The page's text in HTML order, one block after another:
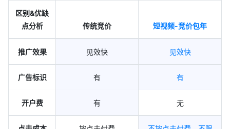
区别&优缺
点分析
传统竞价 短视频-竞价包年
推广效果 见效快 见效快
广告标识 有 有
开户费 有 无